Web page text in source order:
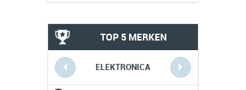
TOP 5 MERKEN
ELEKTRONICA